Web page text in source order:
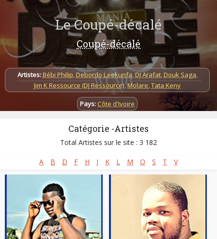
Le Coupé-décalé
Coupé-décalé
Artistes:Bébi Philip,Debordo Leekunfa,DJ Arafat,Douk Saga,
Jim K Ressource (DJ Ressource),Molare,Tata Keny
Pays: Côte d'Ivoire
Catégorie -Artistes
Total Artistes sur le site : 3 182
A B D F H J K L M O S T V